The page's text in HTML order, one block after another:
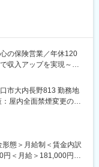
連携しながら業務を推
のため、飛び込みやテ
制度を導入しており、
れ、継続的な収入形成
均120万円、係長職平
の保険営業／年休120
収入アップを実現～
格×良品質住宅のリー
なく、住宅購入を検討
営業スタイルです。
トップで提案し、お客
ントとして活躍できま
市大内長野813 勤務地
屋内全面禁煙変更の範
態＞月給制＜賃金内訳
円＜月給＞181,000円～